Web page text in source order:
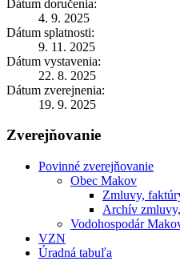
Dátum doručenia:
4. 9. 2025
Dátum splatnosti:
9. 11. 2025
Dátum vystavenia:
22. 8. 2025
Dátum zverejnenia:
19. 9. 2025
Zverejňovanie
Povinné zverejňovanie
Obec Makov
Zmluvy,
Archív
Vodohospodár
VZN
Úradná tabuľa